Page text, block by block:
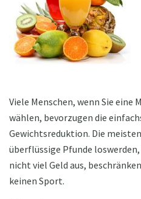
Viele Menschen, wenn Sie eine
wählen, bevorzugen die
Gewichtsreduktion. Die
überflüssige Pfunde
nicht viel Geld aus,
keinen Sport.